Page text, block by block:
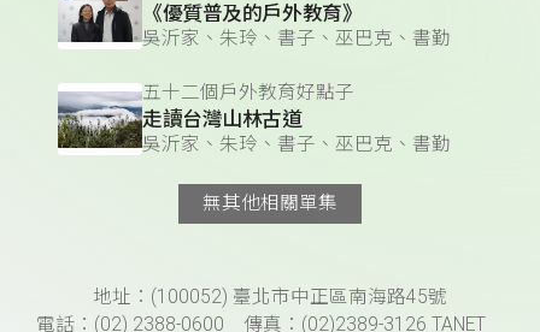
《優質普及的戶外教育》
吳沂家、朱玲、書子、巫巴克、書勤
五十二個戶外教育好點子
走讀台灣山林古道
吳沂家、朱玲、書子、巫巴克、書勤
無其他相關單集
頁尾資訊地址：(100052) 臺北市中正區南海路45號
電話：(02) 2388-0600 傳真：(02)2389-3126 TANET